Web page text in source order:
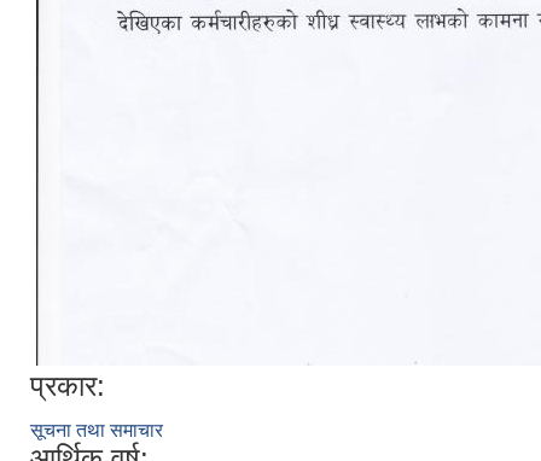
प्रकार:
सूचना तथा समाचार